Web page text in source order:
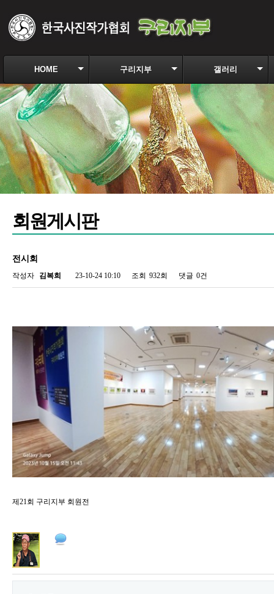
HOME 구리지부 갤러리
회원게시판
전시회
작성자 김복희 23-10-24 10:10 조회 932회 댓글 0건
제21회 구리지부 회원전